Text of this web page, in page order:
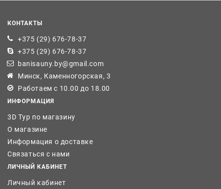
КОНТАКТЫ
+375 (29) 676-78-37
+375 (29) 676-78-37
banisauny.by@gmail.com
Минск, Каменногорская, 3
Работаем с 10.00 до 18.00
ИНФОРМАЦИЯ
3D Тур по магазину
О магазине
Информация о доставке
Связаться с нами
ЛИЧНЫЙ КАБИНЕТ
Личный кабинет